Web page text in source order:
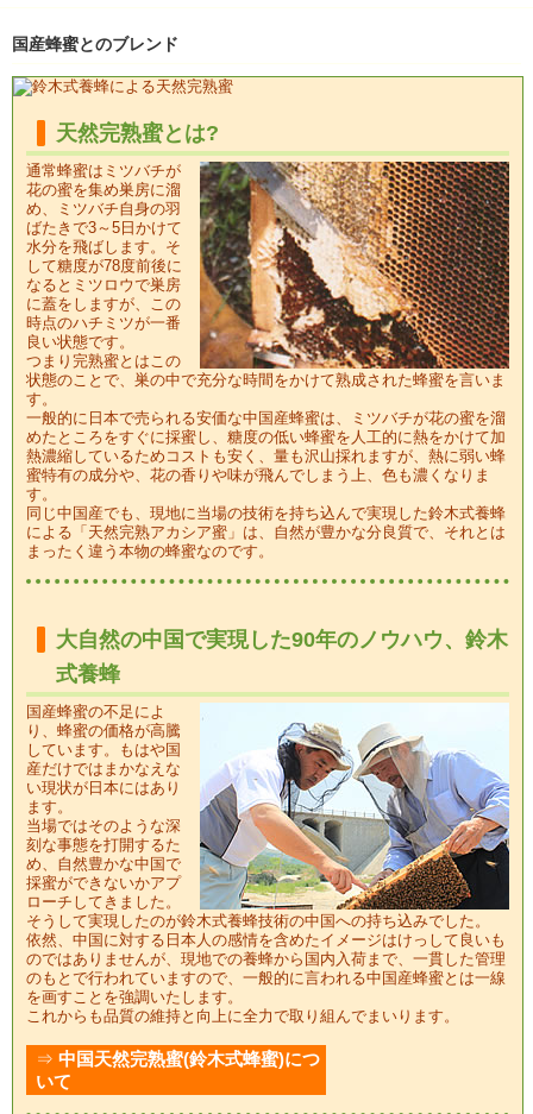
国産蜂蜜とのブレンド
天然完熟蜜とは?
通常蜂蜜はミツバチが
花の蜜を集め巣房に溜
め、ミツバチ自身の羽
ばたきで3～5日かけて
水分を飛ばします。そ
して糖度が78度前後に
なるとミツロウで巣房
に蓋をしますが、この
時点のハチミツが一番
良い状態です。
つまり完熟蜜とはこの
状態のことで、巣の中で充分な時間をかけて熟成された蜂蜜を言いま
す。
一般的に日本で売られる安価な中国産蜂蜜は、ミツバチが花の蜜を溜
めたところをすぐに採蜜し、糖度の低い蜂蜜を人工的に熱をかけて加
熱濃縮しているためコストも安く、量も沢山採れますが、熱に弱い蜂
蜜特有の成分や、花の香りや味が飛んでしまう上、色も濃くなりま
す。
同じ中国産でも、現地に当場の技術を持ち込んで実現した鈴木式養蜂
による「天然完熟アカシア蜜」は、自然が豊かな分良質で、それとは
まったく違う本物の蜂蜜なのです。
大自然の中国で実現した90年のノウハウ、鈴木
式養蜂
国産蜂蜜の不足によ
り、蜂蜜の価格が高騰
しています。もはや国
産だけではまかなえな
い現状が日本にはあり
ます。
当場ではそのような深
刻な事態を打開するた
め、自然豊かな中国で
採蜜ができないかアプ
ローチしてきました。
そうして実現したのが鈴木式養蜂技術の中国への持ち込みでした。
依然、中国に対する日本人の感情を含めたイメージはけっして良いも
のではありませんが、現地での養蜂から国内入荷まで、一貫した管理
のもとで行われていますので、一般的に言われる中国産蜂蜜とは一線
を画すことを強調いたします。
これからも品質の維持と向上に全力で取り組んでまいります。
⇒ 中国天然完熟蜜(鈴木式蜂蜜)につ
いて